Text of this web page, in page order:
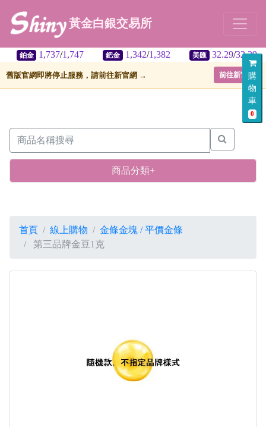
購
物
車
0
黃金白銀交易所
鉑金 1,737/1,747 鈀金 1,342/1,382 美匯 32.29/32.39
舊版官網即將停止服務，請前往新官網 → 前往新官網
商品分類+
首頁 線上購物
金條金塊 / 平價金條
第三品牌金豆1克